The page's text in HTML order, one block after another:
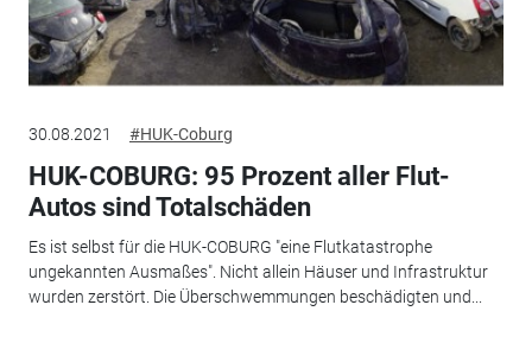
30.08.2021 #HUK-Coburg
HUK-COBURG: 95 Prozent aller Flut-
Autos sind Totalschäden
Es ist selbst für die HUK-COBURG "eine Flutkatastrophe
ungekannten Ausmaßes". Nicht allein Häuser und Infrastruktur
wurden zerstört. Die Überschwemmungen beschädigten und...